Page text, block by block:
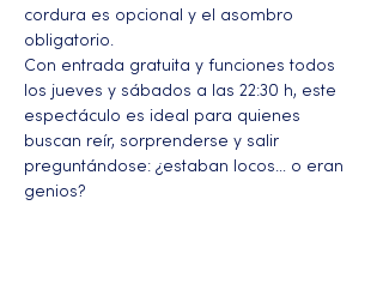
cordura es opcional y el asombro
obligatorio.
Con entrada gratuita y funciones todos
los jueves y sábados a las 22:30 h, este
espectáculo es ideal para quienes
buscan reír, sorprenderse y salir
preguntándose: ¿estaban locos… o eran
genios?